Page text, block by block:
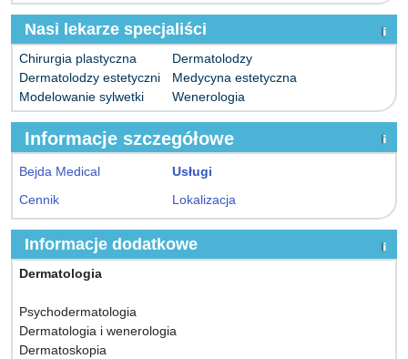
Nasi lekarze specjaliści
Chirurgia plastyczna
Dermatolodzy
Dermatolodzy estetyczni
Medycyna estetyczna
Modelowanie sylwetki
Wenerologia
Informacje szczegółowe
Bejda Medical
Usługi
Cennik
Lokalizacja
Informacje dodatkowe
Dermatologia
Psychodermatologia
Dermatologia i wenerologia
Dermatoskopia